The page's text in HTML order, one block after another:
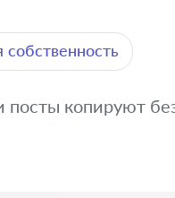
копируют